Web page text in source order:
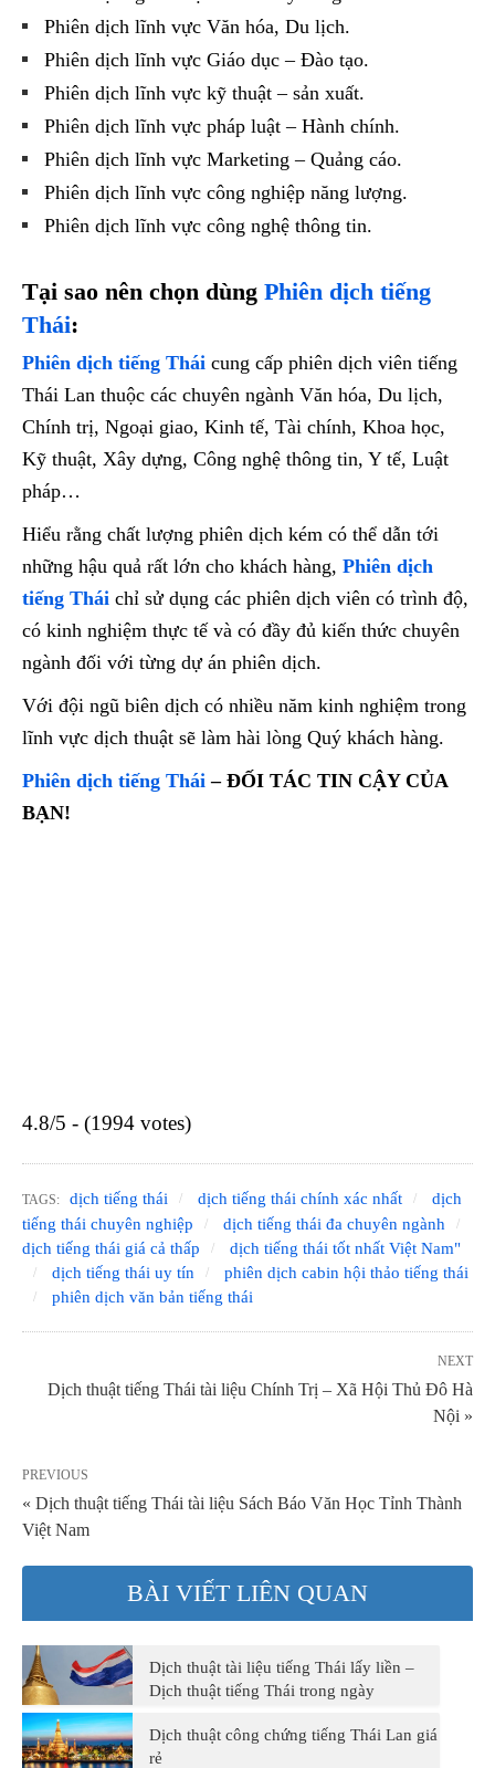
Phiên dịch lĩnh vực Văn hóa, Du lịch.
Phiên dịch lĩnh vực Giáo dục – Đào tạo.
Phiên dịch lĩnh vực kỹ thuật – sản xuất.
Phiên dịch lĩnh vực pháp luật – Hành chính.
Phiên dịch lĩnh vực Marketing – Quảng cáo.
Phiên dịch lĩnh vực công nghiệp năng lượng.
Phiên dịch lĩnh vực công nghệ thông tin.
Tại sao nên chọn dùng Phiên dịch tiếng
Thái:
Phiên dịch tiếng Thái cung cấp phiên dịch viên tiếng
Thái Lan thuộc các chuyên ngành Văn hóa, Du lịch,
Chính trị, Ngoại giao, Kinh tế, Tài chính, Khoa học,
Kỹ thuật, Xây dựng, Công nghệ thông tin, Y tế, Luật
pháp…
Hiểu rằng chất lượng phiên dịch kém có thể dẫn tới
những hậu quả rất lớn cho khách hàng, Phiên dịch
tiếng Thái chỉ sử dụng các phiên dịch viên có trình độ,
có kinh nghiệm thực tế và có đầy đủ kiến thức chuyên
ngành đối với từng dự án phiên dịch.
Với đội ngũ biên dịch có nhiều năm kinh nghiệm trong
lĩnh vực dịch thuật sẽ làm hài lòng Quý khách hàng.
Phiên dịch tiếng Thái – ĐỐI TÁC TIN CẬY CỦA
BẠN!
4.8/5 - (1994 votes)
TAGS: dịch tiếng thái dịch tiếng thái chính xác nhất
dịch
tiếng thái chuyên nghiệp
dịch tiếng thái đa chuyên ngành
dịch tiếng thái giá cả thấp
dịch tiếng thái tốt nhất Việt Nam"
dịch tiếng thái uy tín
phiên dịch cabin hội thảo tiếng thái
phiên dịch văn bản tiếng thái
NEXT
Dịch thuật tiếng Thái tài liệu Chính Trị – Xã Hội Thủ Đô Hà
Nội »
PREVIOUS
« Dịch thuật tiếng Thái tài liệu Sách Báo Văn Học Tỉnh Thành
Việt Nam
BÀI VIẾT LIÊN QUAN
Dịch thuật tài liệu tiếng Thái lấy liền –
Dịch thuật tiếng Thái trong ngày
Dịch thuật công chứng tiếng Thái Lan giá
rẻ